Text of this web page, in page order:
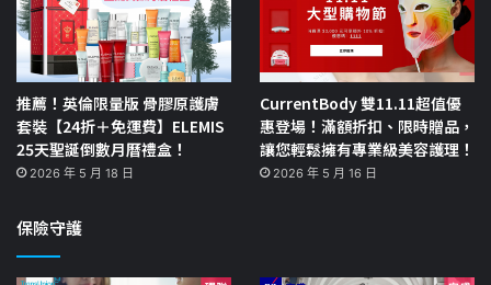
推薦！英倫限量版 骨膠原護膚
套裝【24折＋免運費】ELEMIS
25天聖誕倒數月曆禮盒！
2026 年 5 月 18 日
CurrentBody 雙11.11超值優
惠登場！滿額折扣、限時贈品，
讓您輕鬆擁有專業級美容護理！
2026 年 5 月 16 日
保險守護